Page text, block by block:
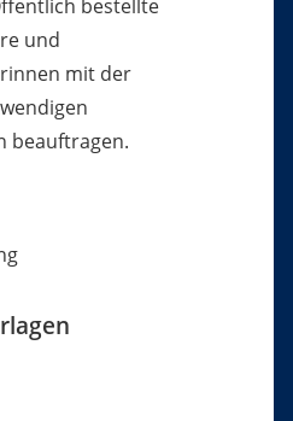
bestellte
und
mit der
beauftragen.